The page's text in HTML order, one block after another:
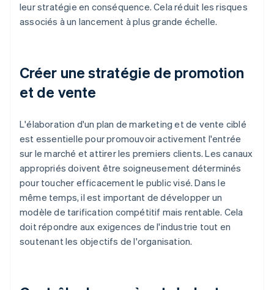
leur stratégie en conséquence. Cela réduit les risques
associés à un lancement à plus grande échelle.
Créer une stratégie de promotion
et de vente
L'élaboration d'un plan de marketing et de vente ciblé
est essentielle pour promouvoir activement l'entrée
sur le marché et attirer les premiers clients. Les canaux
appropriés doivent être soigneusement déterminés
pour toucher efficacement le public visé. Dans le
même temps, il est important de développer un
modèle de tarification compétitif mais rentable. Cela
doit répondre aux exigences de l'industrie tout en
soutenant les objectifs de l'organisation.